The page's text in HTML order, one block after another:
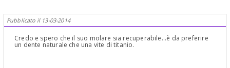
Pubblicato il 13-03-2014
Credo e spero che il suo molare sia recuperabile...è da preferire
un dente naturale che una vite di titanio.